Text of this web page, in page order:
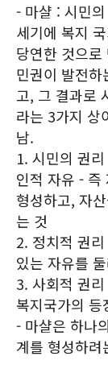
- 마샬 : 시민
세기에 복지
당연한 것으로
민권이 발전
고, 그 결과로
라는 3가지 상
남.
1. 시민의 권
인적 자유 - 즉
형성하고, 자
는 것
2. 정치적 권
있는 자유를
3. 사회적 권
복지국가의
- 마샬은 하나
계를 형성하